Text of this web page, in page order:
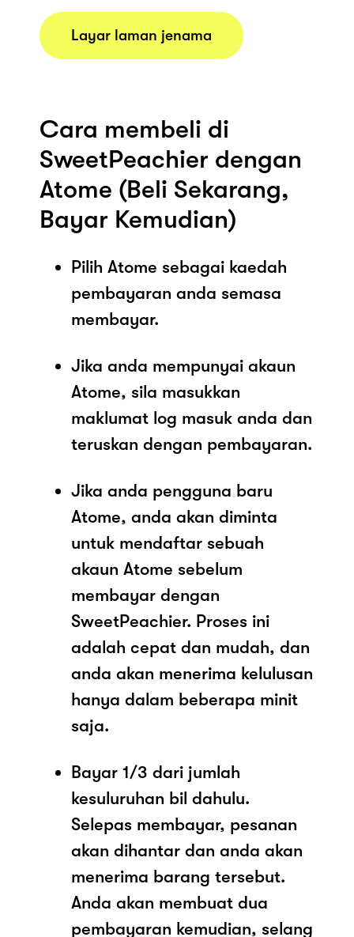
Layar laman jenama
Cara membeli di
SweetPeachier dengan
Atome (Beli Sekarang,
Bayar Kemudian)
Pilih Atome sebagai kaedah
pembayaran anda semasa
membayar.
Jika anda mempunyai akaun
Atome, sila masukkan
maklumat log masuk anda dan
teruskan dengan pembayaran.
Jika anda pengguna baru
Atome, anda akan diminta
untuk mendaftar sebuah
akaun Atome sebelum
membayar dengan
SweetPeachier. Proses ini
adalah cepat dan mudah, dan
anda akan menerima kelulusan
hanya dalam beberapa minit
saja.
Bayar 1/3 dari jumlah
kesuluruhan bil dahulu.
Selepas membayar, pesanan
akan dihantar dan anda akan
menerima barang tersebut.
Anda akan membuat dua
pembayaran kemudian, selang